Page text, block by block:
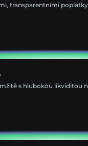
transparentními
s hlubokou likviditou